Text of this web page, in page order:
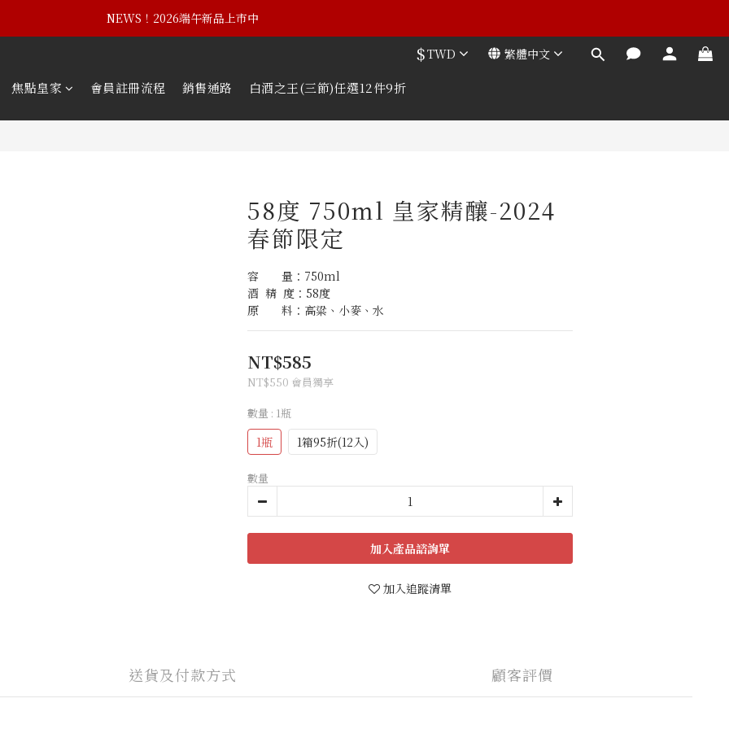
NEWS！黃埔建校102週年紀念酒
NEWS！2026端午新品上市中
$TWD 繁體中文
焦點皇家 會員註冊流程 銷售通路 白酒之王(三節)任選12件9折
58度 750ml 皇家精釀-2024
春節限定
容　　量：750ml
酒  精  度：58度
原　　料：高粱、小麥、水
NT$585
NT$550 會員獨享
數量 : 1瓶
1瓶 1箱95折(12入)
數量
加入追蹤清單
送貨及付款方式 顧客評價